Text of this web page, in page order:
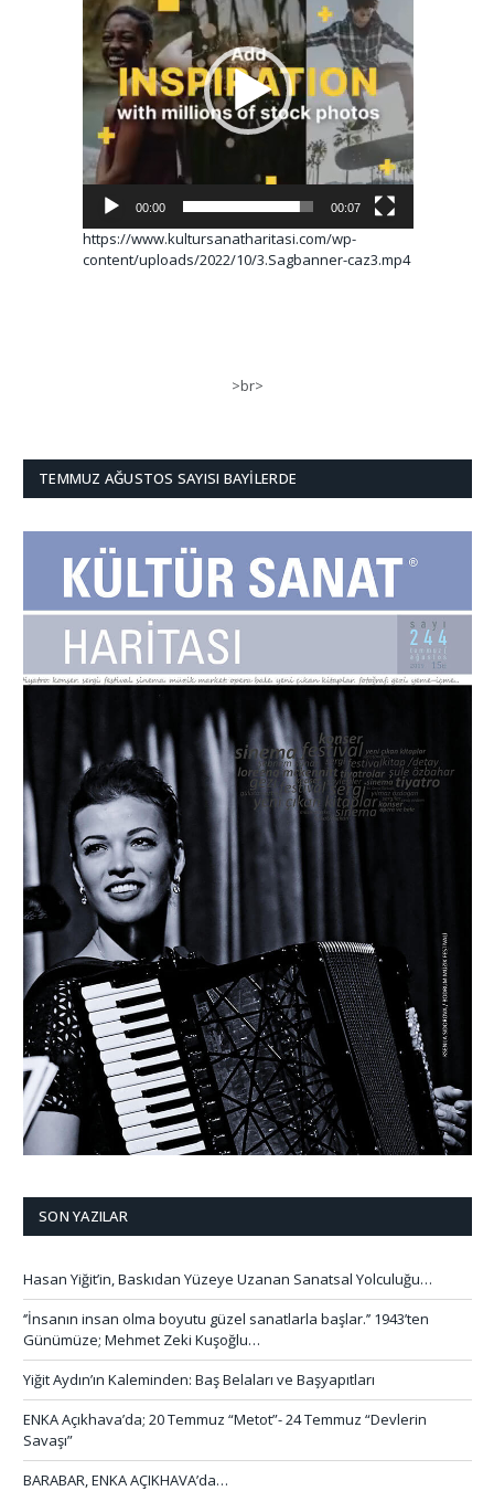
00:00 00:07
https://www.kultursanatharitasi.com/wp-
content/uploads/2022/10/3.Sagbanner-caz3.mp4
>br>
TEMMUZ AĞUSTOS SAYISI BAYILERDE
SON YAZILAR
Hasan Yiğit’in, Baskıdan Yüzeye Uzanan Sanatsal Yolculuğu…
‘’İnsanın insan olma boyutu güzel sanatlarla başlar.’’ 1943’ten
Günümüze; Mehmet Zeki Kuşoğlu…
Yiğit Aydın’ın Kaleminden: Baş Belaları ve Başyapıtları
ENKA Açıkhava’da; 20 Temmuz “Metot”- 24 Temmuz “Devlerin
Savaşı”
BARABAR, ENKA AÇIKHAVA’da…